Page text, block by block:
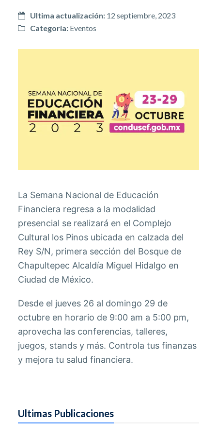
Ultima actualización: 12 septiembre, 2023
Categoría: Eventos
La Semana Nacional de Educación
Financiera regresa a la modalidad
presencial se realizará en el Complejo
Cultural los Pinos ubicada en calzada del
Rey S/N, primera sección del Bosque de
Chapultepec Alcaldía Miguel Hidalgo en
Ciudad de México.
Desde el jueves 26 al domingo 29 de
octubre en horario de 9:00 am a 5:00 pm,
aprovecha las conferencias, talleres,
juegos, stands y más. Controla tus finanzas
y mejora tu salud financiera.
Ultimas Publicaciones